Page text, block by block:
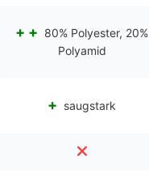
80% Polyester, 20%
Polyamid
saugstark